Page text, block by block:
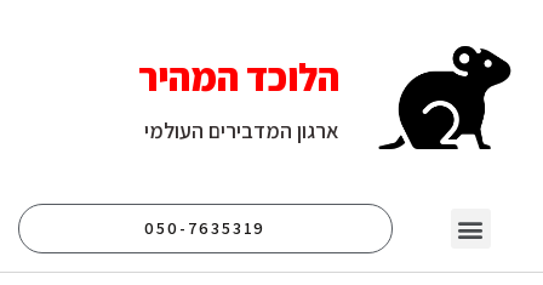
הלוכד המהיר
ארגון המדבירים העולמי
050-7635319